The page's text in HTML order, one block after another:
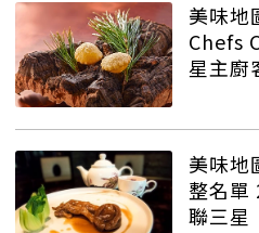
美味地
Chefs
星主廚
美味地
整名單
聯三星